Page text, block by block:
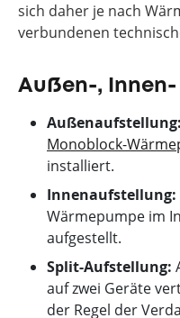
sich daher je nach
verbundenen
Außen-,
Außenaufstellung:
Monoblock-
installiert.
Innenaufstellung:
Wärmepumpe im
aufgestellt.
Split-Aufstellung:
auf zwei Geräte
der Regel der